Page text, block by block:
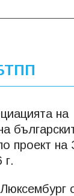
на
проект на
г.